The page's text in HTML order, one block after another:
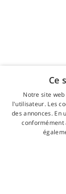
Ce
Notre site
l'utilisateur. Les
des annonces. En
conformément